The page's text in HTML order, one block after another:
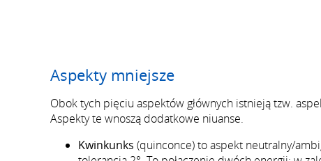
Aspekty mniejsze
Obok tych pięciu aspektów głównych istnieją tzw.
Aspekty te wnoszą dodatkowe niuanse.
Kwinkunks (quinconce) to aspekt neutralny/